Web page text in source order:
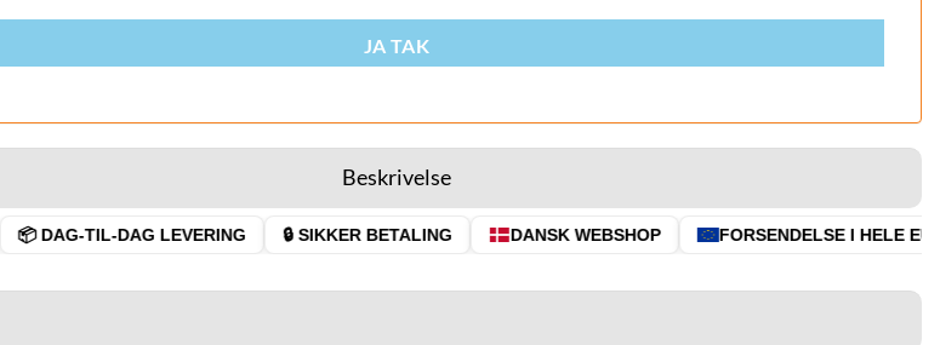
JA TAK
Beskrivelse
📦 DAG-TIL-DAG LEVERING 🔒 SIKKER BETALING DANSK WEBSHOP FORSENDELSE I HELE EU